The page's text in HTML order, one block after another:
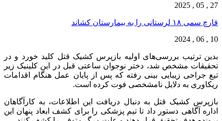
27 , 05 , 2025
قارچ‌ سمی ۱۸ لرستانی را به بیمارستان کشاند
10 , 06 , 2024
بدین ترتیب بررسی‌های اولیه بازپرس کشیک قتل کلید خورد و در
تحقیقات مشخص شد، دختر نوجوان ساعتی قبل در این کلینیک زیر
تیغ جراحی زیبایی بینی رفته‌ که پس از پایان عمل هنگام اقدامات
ریکاوری به دلایل نامشخصی فوت کرده است.
بازپرس کشیک قتل به دنبال دریافت این اطلاعات، به کارآگاهان
اداره آگاهی دستور داد تا تیم پزشکی را برای کشف ابعاد پنهان این